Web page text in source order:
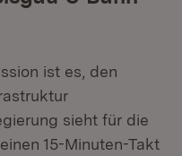
ist es, den
sieht für die
15-Minuten-Takt